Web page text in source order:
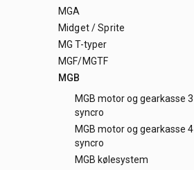
MGA
Midget / Sprite
MG T-typer
MGF/MGTF
MGB
MGB motor og gearkasse 3
syncro
MGB motor og gearkasse 4
syncro
MGB kølesystem